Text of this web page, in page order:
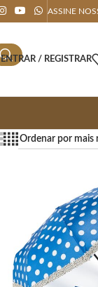
ASSINE
ENTRAR / REGISTRAR